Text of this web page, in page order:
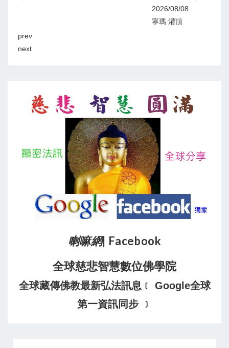
prev
next
喇嘛網| Facebook
全球慈悲智慧數位佛學院
全球藏傳佛教最新弘法訊息﹝ Google全球
第一資訊同步 ﹞